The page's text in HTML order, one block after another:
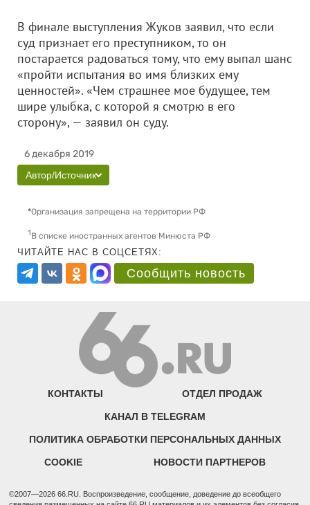
В финале выступления Жуков заявил, что если
суд признает его преступником, то он
постарается радоваться тому, что ему выпал шанс
«пройти испытания во имя близких ему
ценностей». «Чем страшнее мое будущее, тем
шире улыбка, с которой я смотрю в его
сторону», — заявил он суду.
6 декабря 2019
Автор/Источник
*Организация запрещена на территории РФ
1В списке иностранных агентов Минюста РФ
ЧИТАЙТЕ НАС В СОЦСЕТЯХ:
Сообщить новость
КОНТАКТЫ ОТДЕЛ ПРОДАЖ
КАНАЛ В TELEGRAM
ПОЛИТИКА ОБРАБОТКИ ПЕРСОНАЛЬНЫХ ДАННЫХ
COOKIE НОВОСТИ ПАРТНЕРОВ
©2007—2026 66.RU. Воспроизведение, сообщение, доведение до всеобщего